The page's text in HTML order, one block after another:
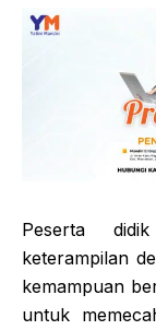
Peserta
keterampilan
kemampuan
untuk